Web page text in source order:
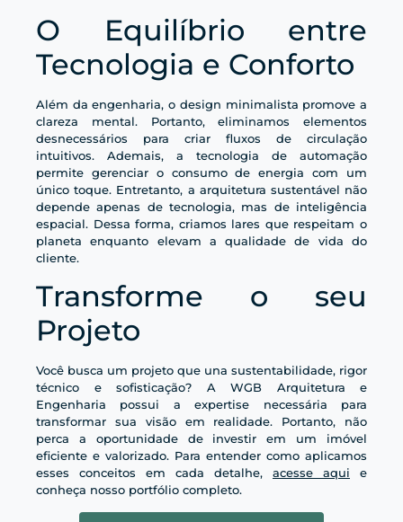
O Equilíbrio entre
Tecnologia e Conforto
Além da engenharia, o design minimalista promove a
clareza mental. Portanto, eliminamos elementos
desnecessários para criar fluxos de circulação
intuitivos. Ademais, a tecnologia de automação
permite gerenciar o consumo de energia com um
único toque. Entretanto, a arquitetura sustentável não
depende apenas de tecnologia, mas de inteligência
espacial. Dessa forma, criamos lares que respeitam o
planeta enquanto elevam a qualidade de vida do
cliente.
Transforme o seu
Projeto
Você busca um projeto que una sustentabilidade, rigor
técnico e sofisticação? A WGB Arquitetura e
Engenharia possui a expertise necessária para
transformar sua visão em realidade. Portanto, não
perca a oportunidade de investir em um imóvel
eficiente e valorizado. Para entender como aplicamos
esses conceitos em cada detalhe, acesse aqui e
conheça nosso portfólio completo.